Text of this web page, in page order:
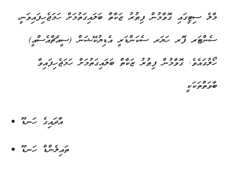
މާލެ ސިޓީގައި ގޮވާމުން ފިޠުރު ޒަކާތް ބަލައިގަތުމަށް ހަމަޖެހިފައިވަނީ،
ސެންޓަރ ފޮރ ހަޔަރ ސެކަންޑަރީ އެޑިޔުކޭޝަން (ސީއެޗްއެސްއީ)
ހޯލުގައެވެ. ގޮވާމުން ފިޠުރު ޒަކާތް ބަލައިގަތުމަށް ހަމަޖެހިފައިވާ
ބާވަތްތަކަކީ
އާދައިގެ ހަނޑޫ
ތައިލެންޑް ހަނޑޫ